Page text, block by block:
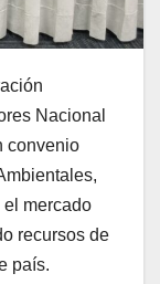
Nacional
convenio
el mercado
recursos de
país.